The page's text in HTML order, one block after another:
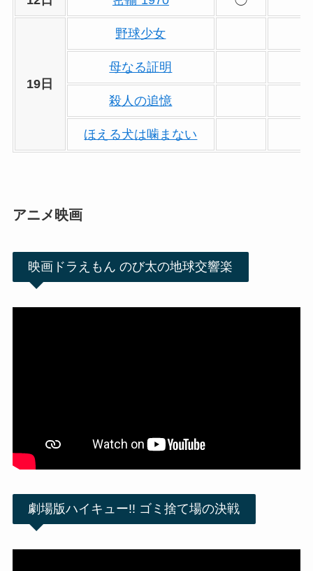
19日
野球少女
母なる証明
殺人の追憶
ほえる犬は噛まない
アニメ映画
映画ドラえもん のび太の地球交響楽
劇場版ハイキュー!! ゴミ捨て場の決戦